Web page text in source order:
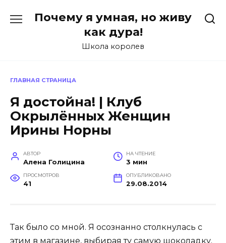
Почему я умная, но живу
как дура!
Школа королев
ГЛАВНАЯ СТРАНИЦА
Я достойна! | Клуб
Окрылённых Женщин
Ирины Норны
АВТОР
Алена Голицина
НА ЧТЕНИЕ
3 мин
ПРОСМОТРОВ
41
ОПУБЛИКОВАНО
29.08.2014
Так было со мной. Я осознанно столкнулась с
этим в магазине, выбирая ту самую шоколадку.